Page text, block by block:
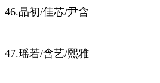
46.晶初/佳芯/尹含
47.瑶若/含艺/熙雅